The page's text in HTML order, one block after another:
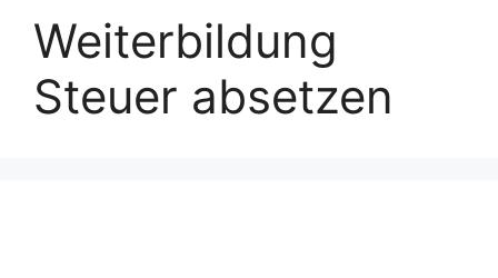
Weiterbildung
Steuer absetzen